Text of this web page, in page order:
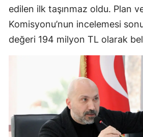
edilen ilk taşınmaz oldu. Plan
Komisyonu’nun incelemesi
değeri 194 milyon TL olarak